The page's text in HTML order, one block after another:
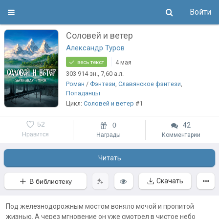
Войти
Соловей и ветер
Александр Туров
весь текст
4 мая
303 914 зн., 7,60 а.л.
Роман / Фэнтези, Славянское фэнтези,
Попаданцы
Цикл: Соловей и ветер #1
Нравится
52 0
Награды
42
Комментарии
Читать
В библиотеку Скачать
Под железнодорожным мостом воняло мочой и пропитой
жизнью. А через мгновение он уже смотрел в чистое небо